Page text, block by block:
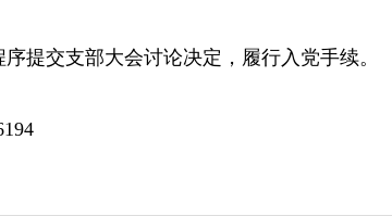
提交支部大会讨论决定，履行入党手续。